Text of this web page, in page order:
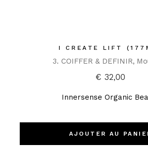
I CREATE LIFT
3. COIFFER & DEFINIR
€ 32,00
Innersense Organic
AJOUTER AU